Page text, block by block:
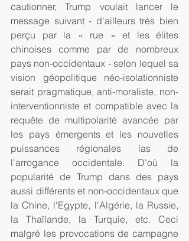
cautionner, Trump voulait lancer le
message suivant - d'ailleurs très bien
perçu par la « rue » et les élites
chinoises comme par de nombreux
pays non-occidentaux - selon lequel sa
vision géopolitique néo-isolationniste
serait pragmatique, anti-moraliste, non-
interventionniste et compatible avec la
requête de multipolarité avancée par
les pays émergents et les nouvelles
puissances régionales las de
l'arrogance occidentale. D'où la
popularité de Trump dans des pays
aussi différents et non-occidentaux que
la Chine, l'Egypte, l'Algérie, la Russie,
la Thaïlande, la Turquie, etc. Ceci
malgré les provocations de campagne